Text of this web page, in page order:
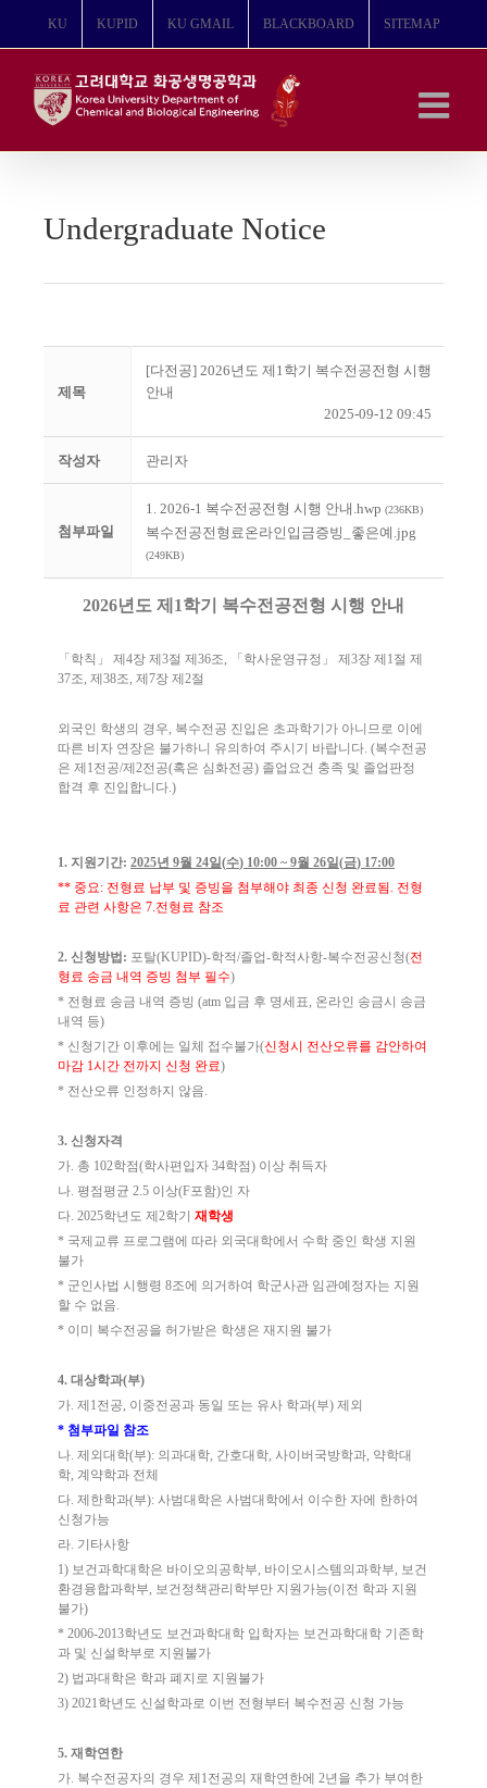
뛰
KU KUPID KU GMAIL BLACKBOARD SITEMAP
Undergraduate Notice
제목
[다전공] 2026년도 제1학기 복수전공전형 시행
안내
2025-09-12 09:45
작성자 관리자
첨부파일
1. 2026-1 복수전공전형 시행 안내.hwp (236KB)
복수전공전형료온라인입금증빙_좋은예.jpg
(249KB)
2026년도 제1학기 복수전공전형 시행 안내
「 학칙 」 제 4장 제 3절 제 36조, 「 학사운영규정 」 제 3장 제 1절 제
37조, 제 38조, 제 7장 제 2절
외국인 학생의 경우, 복수전공 진입은 초과학기가 아니므로 이에
따른 비자 연장은 불가하니 유의하여 주시기 바랍니다. (복수전공
은 제 1전공/제 2전공(혹은 심화전공) 졸업요건 충족 및 졸업판정
합격 후 진입합니다.)
1. 지원기간: 2025년 9월 24일(수) 10:00 ~ 9월 26일(금) 17:00
** 중요: 전형료 납부 및 증빙을 첨부해야 최종 신청 완료됨 . 전형
료 관련 사항은 7.전형료 참조
2. 신청방법 : 포탈(KUPID)-학적/졸업-학적사항-복수전공신청(전
형료 송금 내역 증빙 첨부 필수)
* 전형료 송금 내역 증빙 (atm 입금 후 명세표, 온라인 송금시 송금
내역 등)
* 신청기간 이후에는 일체 접수불가(신청시 전산오류를 감안하여
마감 1시간 전까지 신청 완료)
* 전산오류 인정하지 않음.
3. 신청자격
가. 총 102학점(학사편입자 34학점) 이상 취득자
나. 평점평균 2.5 이상(F포함)인 자
다. 2025학년도 제 2학기 재학생
* 국제교류 프로그램에 따라 외국대학에서 수학 중인 학생 지원
불가
* 군인사법 시행령 8조에 의거하여 학군사관 임관예정자는 지원
할 수 없음.
* 이미 복수전공을 허가받은 학생은 재지원 불가
4. 대상학과(부)
가. 제 1전공, 이중전공과 동일 또는 유사 학과(부) 제외
* 첨부파일 참조
나. 제외대학(부): 의과대학, 간호대학, 사이버국방학과, 약학대
학, 계약학과 전체
다. 제한학과(부): 사범대학은 사범대학에서 이수한 자에 한하여
신청가능
라. 기타사항
1) 보건과학대학은 바이오의공학부, 바이오시스템의과학부, 보건
환경융합과학부, 보건정책관리학부만 지원가능(이전 학과 지원
불가)
* 2006-2013학년도 보건과학대학 입학자는 보건과학대학 기존학
과 및 신설학부로 지원불가
2) 법과대학은 학과 폐지로 지원불가
3) 2021학년도 신설학과로 이번 전형부터 복수전공 신청 가능
5. 재학연한
가. 복수전공자의 경우 제 1전공의 재학연한에 2년을 추가 부여한